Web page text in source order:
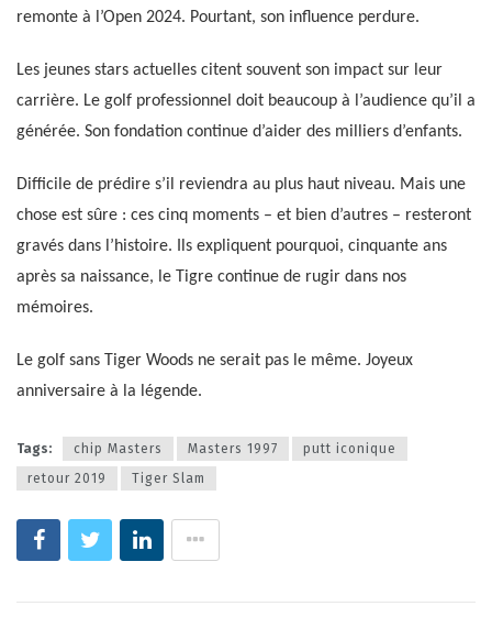
remonte à l’Open 2024. Pourtant, son influence perdure.
Les jeunes stars actuelles citent souvent son impact sur leur
carrière. Le golf professionnel doit beaucoup à l’audience qu’il a
générée. Son fondation continue d’aider des milliers d’enfants.
Difficile de prédire s’il reviendra au plus haut niveau. Mais une
chose est sûre : ces cinq moments – et bien d’autres – resteront
gravés dans l’histoire. Ils expliquent pourquoi, cinquante ans
après sa naissance, le Tigre continue de rugir dans nos
mémoires.
Le golf sans Tiger Woods ne serait pas le même. Joyeux
anniversaire à la légende.
Tags: chip Masters Masters 1997
putt iconique
retour 2019
Tiger Slam